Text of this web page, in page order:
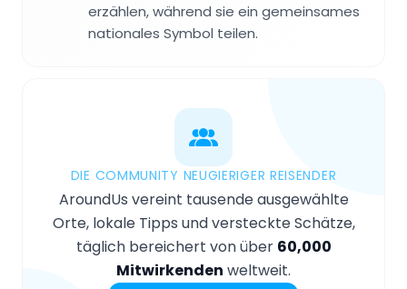
erzählen, während sie ein gemeinsames
nationales Symbol teilen.
DIE COMMUNITY NEUGIERIGER REISENDER
AroundUs vereint tausende ausgewählte
Orte, lokale Tipps und versteckte Schätze,
täglich bereichert von über 60,000
Mitwirkenden weltweit.